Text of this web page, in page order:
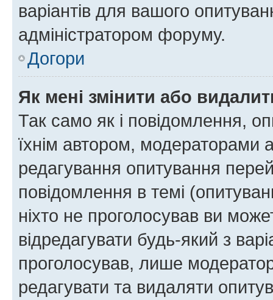
варіантів для вашого
адміністратором форуму.
Догори
Як мені змінити або
Так само як і повідомлення,
їхнім автором, модераторами
редагування опитування
повідомлення в темі
ніхто не проголосував ви
відредагувати будь-який з
проголосував, лише
редагувати та видаляти